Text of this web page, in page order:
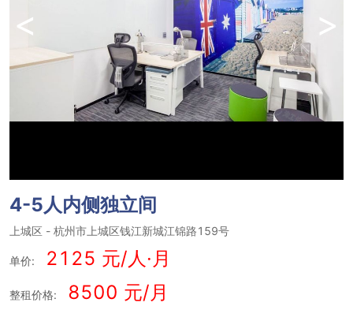
< >
4-5人内侧独立间
上城区 - 杭州市上城区钱江新城江锦路159号
单价: 2125 元/人·月
整租价格: 8500 元/月